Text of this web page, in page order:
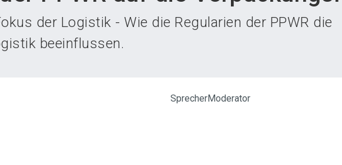
der Logistik - Wie die Regularien der PPWR die
beeinflussen.
SprecherModerator